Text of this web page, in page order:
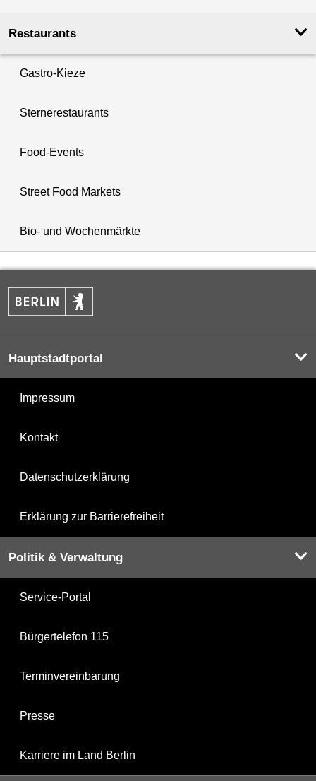
Restaurants
Gastro-Kieze
Sternerestaurants
Food-Events
Street Food Markets
Bio- und Wochenmärkte
Hauptstadtportal
Impressum
Kontakt
Datenschutzerklärung
Erklärung zur Barrierefreiheit
Politik & Verwaltung
Service-Portal
Bürgertelefon 115
Terminvereinbarung
Presse
Karriere im Land Berlin